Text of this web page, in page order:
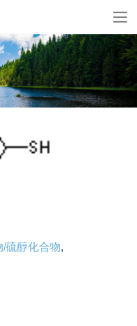
硫醇化合物,